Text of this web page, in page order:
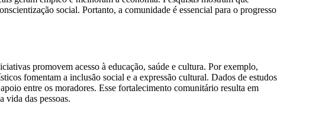
social. Portanto, a comunidade é essencial para o progresso
promovem acesso à educação, saúde e cultura. Por exemplo,
fomentam a inclusão social e a expressão cultural. Dados de estudos
entre os moradores. Esse fortalecimento comunitário resulta em
vida das pessoas.